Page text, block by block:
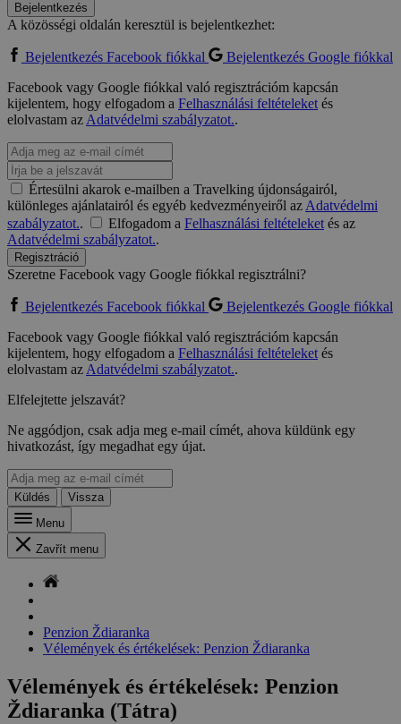
Bejelentkezés
A közösségi oldalán keresztül is bejelentkezhet:
Bejelentkezés Facebook fiókkal
Bejelentkezés Google fiókkal
Facebook vagy Google fiókkal való regisztrációm kapcsán
kijelentem, hogy elfogadom a Felhasználási feltételeketés
elolvastam azAdatvédelmi szabályzatot..
Értesülni akarok e-mailben a Travelking újdonságairól,
különleges ajánlatairól és egyéb kedvezményeiről azAdatvédelmi
szabályzatot.. Elfogadom a Felhasználási feltételeketés az
Adatvédelmi szabályzatot..
Regisztráció
Szeretne Facebook vagy Google fiókkal regisztrálni?
Bejelentkezés Facebook fiókkal
Bejelentkezés Google fiókkal
Facebook vagy Google fiókkal való regisztrációm kapcsán
kijelentem, hogy elfogadom a Felhasználási feltételeketés
elolvastam azAdatvédelmi szabályzatot..
Elfelejtette jelszavát?
Ne aggódjon, csak adja meg e-mail címét, ahova küldünk egy
hivatkozást, így megadhat egy újat.
Küldés
Vissza
Menu
Zavřít menu
Penzion Ždiaranka
Vélemények és értékelések: Penzion Ždiaranka
Vélemények és értékelések: Penzion
Ždiaranka (Tátra)